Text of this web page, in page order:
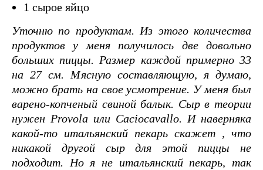
1 сырое яйцо
Уточню по продуктам. Из этого количества
продуктов у меня получилось две довольно
больших пиццы. Размер каждой примерно 33
на 27 см. Мясную составляющую, я думаю,
можно брать на свое усмотрение. У меня был
варено-копченый свиной балык. Сыр в теории
нужен Рrovola или Caciocavallo. И наверняка
какой-то итальянский пекарь скажет , что
никакой другой сыр для этой пиццы не
подходит. Но я не итальянский пекарь, так